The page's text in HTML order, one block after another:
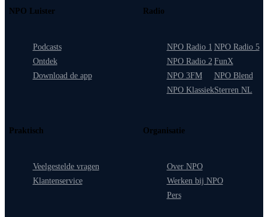
NPO Luister
Podcasts
Ontdek
Download de app
Radio
NPO Radio 1
NPO Radio 2
NPO 3FM
NPO Klassiek
NPO Radio 5
FunX
NPO Blend
Sterren NL
Praktisch
Veelgestelde vragen
Klantenservice
Organisatie
Over NPO
Werken bij NPO
Pers